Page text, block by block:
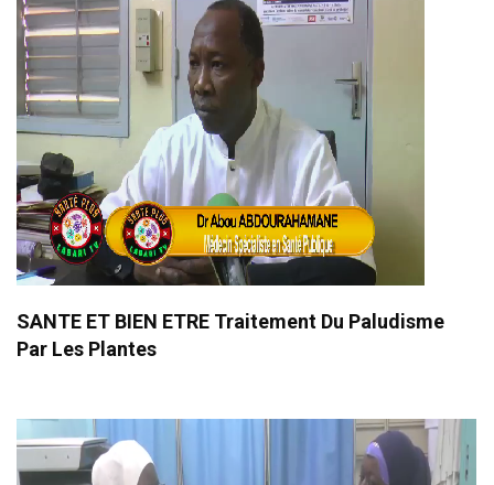
SANTE ET BIEN ETRE Traitement Du Paludisme
Par Les Plantes